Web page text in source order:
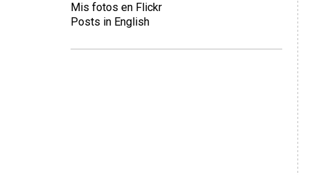
Mis fotos en Flickr
Posts in English